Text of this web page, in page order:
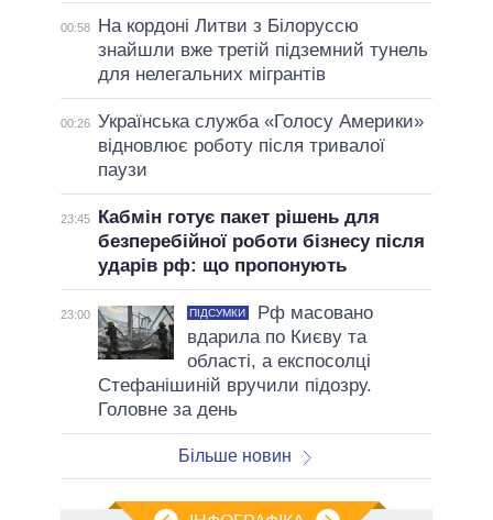
00:58
На кордоні Литви з Білоруссю
знайшли вже третій підземний тунель
для нелегальних мігрантів
00:26 Українська служба «Голосу Америки»
відновлює роботу після тривалої
паузи
23:45
Кабмін готує пакет рішень для
безперебійної роботи бізнесу після
ударів рф: що пропонують
23:00 ПІДСУМКИ
Рф масовано
вдарила по Києву та
області, а експосолці
Стефанішиній вручили підозру.
Головне за день
Більше новин